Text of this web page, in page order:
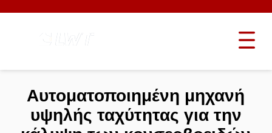
Αυτοματοποιημένη μηχανή
υψηλής ταχύτητας για την